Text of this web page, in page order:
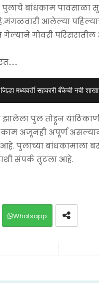
बांधकाम पावसाळा
आलेल्या
गोवरी
मध्यवर्ती सहकारी बँकेची नवी शाखा
झालेला पुल तोडून
अजूनही अपूर्ण असल्याने
पुलाच्या बांधकामाला
संपर्क तुटला आहे.
Whatsapp